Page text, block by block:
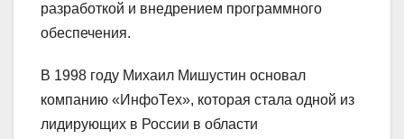
разработкой и внедрением программного
обеспечения.
В 1998 году Михаил Мишустин основал
компанию «ИнфоТех», которая стала одной из
лидирующих в России в области